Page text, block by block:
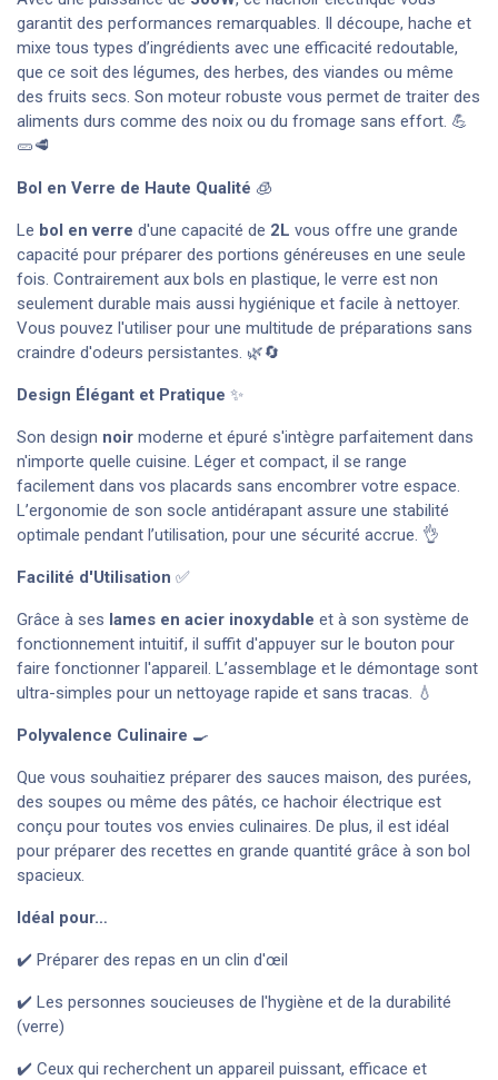
garantit des performances remarquables. Il découpe, hache et
mixe tous types d’ingrédients avec une efficacité redoutable,
que ce soit des légumes, des herbes, des viandes ou même
des fruits secs. Son moteur robuste vous permet de traiter des
aliments durs comme des noix ou du fromage sans effort. 💪
🥒🥩
Bol en Verre de Haute Qualité 🧊
Le bol en verre d'une capacité de 2L vous offre une grande
capacité pour préparer des portions généreuses en une seule
fois. Contrairement aux bols en plastique, le verre est non
seulement durable mais aussi hygiénique et facile à nettoyer.
Vous pouvez l'utiliser pour une multitude de préparations sans
craindre d'odeurs persistantes. 🌿🔄
Design Élégant et Pratique ✨
Son design noir moderne et épuré s'intègre parfaitement dans
n'importe quelle cuisine. Léger et compact, il se range
facilement dans vos placards sans encombrer votre espace.
L’ergonomie de son socle antidérapant assure une stabilité
optimale pendant l’utilisation, pour une sécurité accrue. 👌
Facilité d'Utilisation ✅
Grâce à ses lames en acier inoxydable et à son système de
fonctionnement intuitif, il suffit d'appuyer sur le bouton pour
faire fonctionner l'appareil. L’assemblage et le démontage sont
ultra-simples pour un nettoyage rapide et sans tracas. 💧
Polyvalence Culinaire 🍳
Que vous souhaitiez préparer des sauces maison, des purées,
des soupes ou même des pâtés, ce hachoir électrique est
conçu pour toutes vos envies culinaires. De plus, il est idéal
pour préparer des recettes en grande quantité grâce à son bol
spacieux.
Idéal pour…
✔️ Préparer des repas en un clin d'œil
✔️ Les personnes soucieuses de l'hygiène et de la durabilité
(verre)
✔️ Ceux qui recherchent un appareil puissant, efficace et